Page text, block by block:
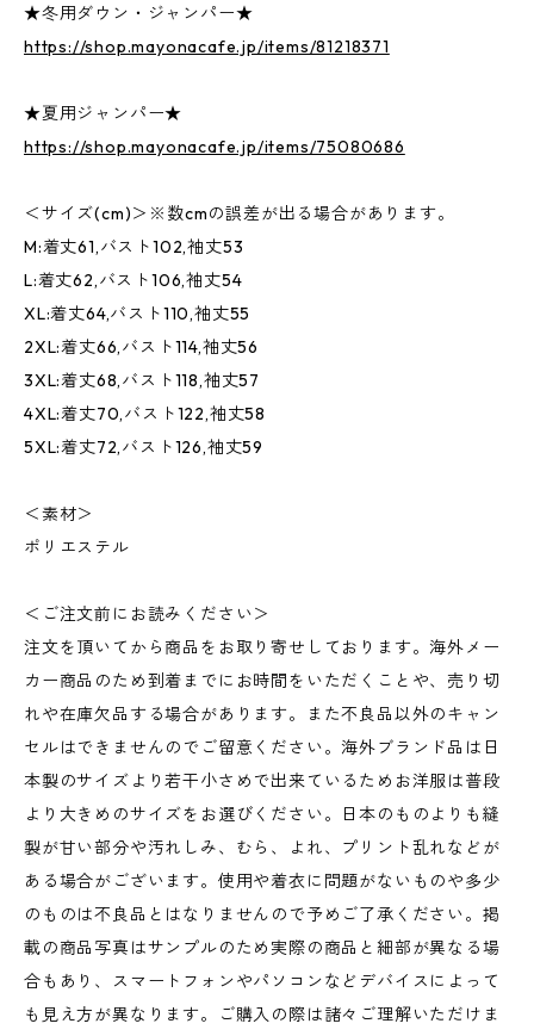
★冬用ダウン・ジャンパー★
https://shop.mayonacafe.jp/items/81218371
★夏用ジャンパー★
https://shop.mayonacafe.jp/items/75080686
＜サイズ(cm)＞※数cmの誤差が出る場合があります。
M:着丈61,バスト102,袖丈53
L:着丈62,バスト106,袖丈54
XL:着丈64,バスト110,袖丈55
2XL:着丈66,バスト114,袖丈56
3XL:着丈68,バスト118,袖丈57
4XL:着丈70,バスト122,袖丈58
5XL:着丈72,バスト126,袖丈59
＜素材＞
ポリエステル
＜ご注文前にお読みください＞
注文を頂いてから商品をお取り寄せしております。海外メー
カー商品のため到着までにお時間をいただくことや、売り切
れや在庫欠品する場合があります。また不良品以外のキャン
セルはできませんのでご留意ください。海外ブランド品は日
本製のサイズより若干小さめで出来ているためお洋服は普段
より大きめのサイズをお選びください。日本のものよりも縫
製が甘い部分や汚れしみ、むら、よれ、プリント乱れなどが
ある場合がございます。使用や着衣に問題がないものや多少
のものは不良品とはなりませんので予めご了承ください。掲
載の商品写真はサンプルのため実際の商品と細部が異なる場
合もあり、スマートフォンやパソコンなどデバイスによって
も見え方が異なります。ご購入の際は諸々ご理解いただけま